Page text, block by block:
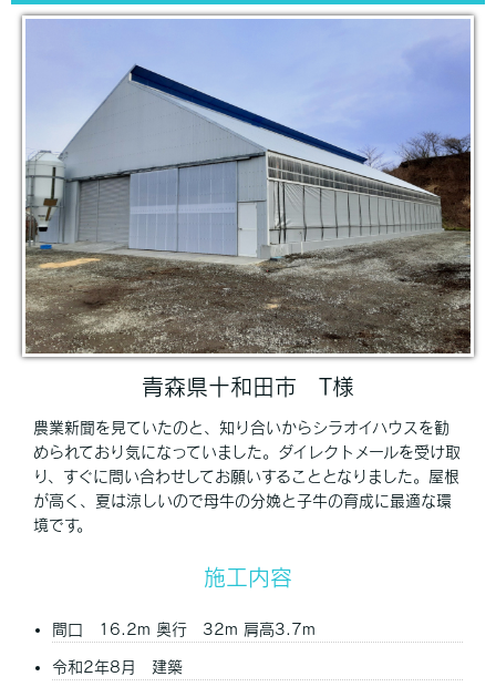
青森県十和田市 T様
農業新聞を見ていたのと、知り合いからシラオイハウスを勧
められており気になっていました。ダイレクトメールを受け取
り、すぐに問い合わせしてお願いすることとなりました。屋根
が高く、夏は涼しいので母牛の分娩と子牛の育成に最適な環
境です。
施工内容
間口 16.2m 奥行 32m 肩高3.7m
令和2年8月 建築